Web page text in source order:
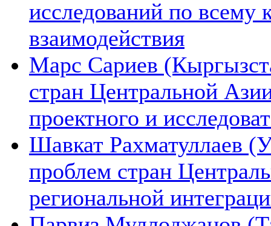
исследований по всему
взаимодействия
Марс Сариев
стран Центральной
проектного и
Шавкат Рахматуллаев
проблем стран
региональной